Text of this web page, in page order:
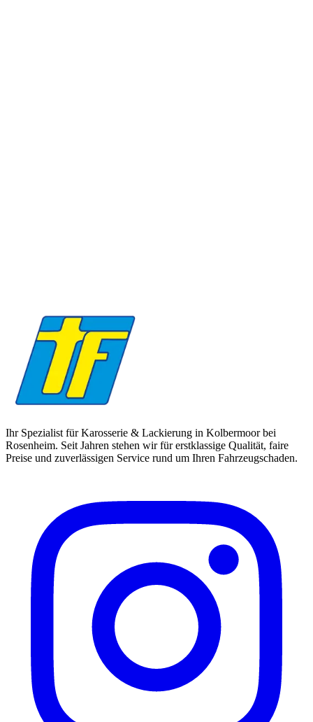
Ihr Spezialist für Karosserie & Lackierung in Kolbermoor bei
Rosenheim. Seit Jahren stehen wir für erstklassige Qualität, faire
Preise und zuverlässigen Service rund um Ihren Fahrzeugschaden.